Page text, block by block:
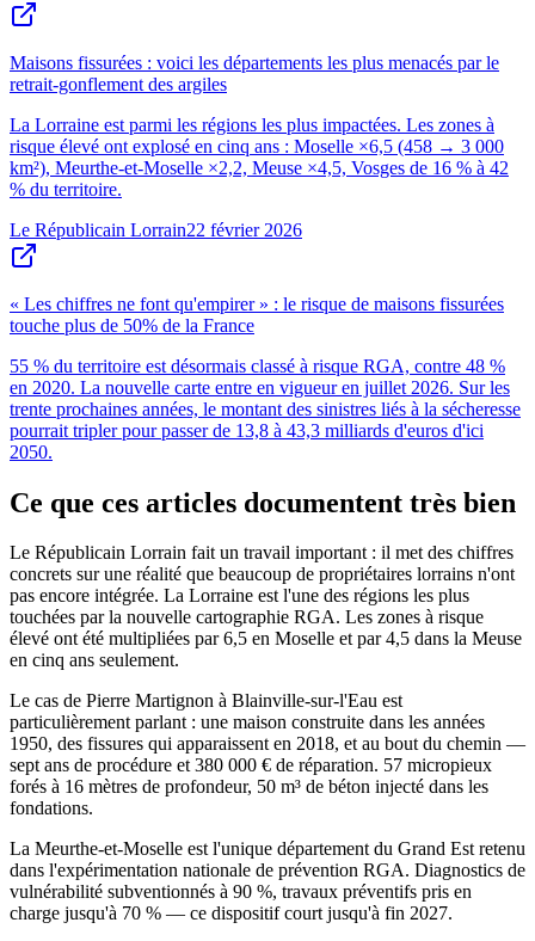
Maisons fissurées : voici les départements les plus menacés par le
retrait-gonflement des argiles
La Lorraine est parmi les régions les plus impactées. Les zones à
risque élevé ont explosé en cinq ans : Moselle ×6,5 (458 → 3 000
km²), Meurthe-et-Moselle ×2,2, Meuse ×4,5, Vosges de 16 % à 42
% du territoire.
Le Républicain Lorrain22 février 2026
« Les chiffres ne font qu'empirer » : le risque de maisons fissurées
touche plus de 50% de la France
55 % du territoire est désormais classé à risque RGA, contre 48 %
en 2020. La nouvelle carte entre en vigueur en juillet 2026. Sur les
trente prochaines années, le montant des sinistres liés à la sécheresse
pourrait tripler pour passer de 13,8 à 43,3 milliards d'euros d'ici
2050.
Ce que ces articles documentent très bien
Le Républicain Lorrain fait un travail important : il met des chiffres
concrets sur une réalité que beaucoup de propriétaires lorrains n'ont
pas encore intégrée. La Lorraine est l'une des régions les plus
touchées par la nouvelle cartographie RGA. Les zones à risque
élevé ont été multipliées par 6,5 en Moselle et par 4,5 dans la Meuse
en cinq ans seulement.
Le cas de Pierre Martignon à Blainville-sur-l'Eau est
particulièrement parlant : une maison construite dans les années
1950, des fissures qui apparaissent en 2018, et au bout du chemin —
sept ans de procédure et 380 000 € de réparation. 57 micropieux
forés à 16 mètres de profondeur, 50 m³ de béton injecté dans les
fondations.
La Meurthe-et-Moselle est l'unique département du Grand Est retenu
dans l'expérimentation nationale de prévention RGA. Diagnostics de
vulnérabilité subventionnés à 90 %, travaux préventifs pris en
charge jusqu'à 70 % — ce dispositif court jusqu'à fin 2027.